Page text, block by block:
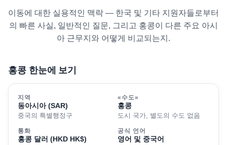
이동에 대한 실용적인 맥락 — 한국 및 기타 지원자들로부터
의 빠른 사실, 일반적인 질문, 그리고 홍콩이 다른 주요 아시
아 근무지와 어떻게 비교되는지.
홍콩 한눈에 보기
지역
동아시아 (SAR)
중국의 특별행정구
«수도»
홍콩
도시 국가, 별도의 수도 없음
통화
홍콩 달러 (HKD HK$)
공식 언어
영어 및 중국어